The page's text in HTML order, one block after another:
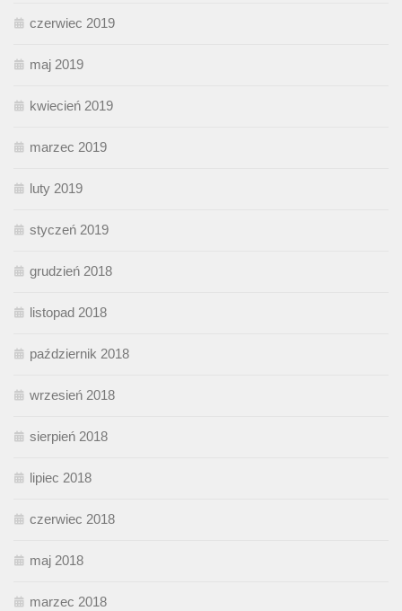
czerwiec 2019
maj 2019
kwiecień 2019
marzec 2019
luty 2019
styczeń 2019
grudzień 2018
listopad 2018
październik 2018
wrzesień 2018
sierpień 2018
lipiec 2018
czerwiec 2018
maj 2018
marzec 2018